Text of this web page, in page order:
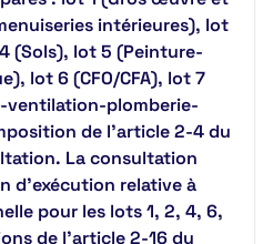
intérieures), lot
(Sols), lot 5 (Peinture-
lot 6 (CFO/CFA), lot 7
ventilation-plomberie-
de l'article 2-4 du
La consultation
d'exécution relative à
pour les lots 1, 2, 4, 6,
de l'article 2-16 du